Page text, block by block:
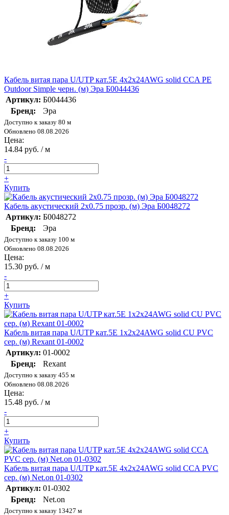
Кабель витая пара U/UTP кат.5E 4х2х24AWG solid CCA PE
Outdoor Simple черн. (м) Эра Б0044436
Артикул: Б0044436
Бренд:
Эра
Доступно к заказу 80 м
Обновлено 08.08.2026
Цена:
14.84 руб. / м
-
+
Купить
Кабель акустический 2х0.75 прозр. (м) Эра Б0048272
Артикул: Б0048272
Бренд:
Эра
Доступно к заказу 100 м
Обновлено 08.08.2026
Цена:
15.30 руб. / м
-
+
Купить
Кабель витая пара U/UTP кат.5E 1х2х24AWG solid CU PVC
сер. (м) Rexant 01-0002
Артикул: 01-0002
Бренд:
Rexant
Доступно к заказу 455 м
Обновлено 08.08.2026
Цена:
15.48 руб. / м
-
+
Купить
Кабель витая пара U/UTP кат.5E 4х2х24AWG solid CCA PVC
сер. (м) Net.on 01-0302
Артикул: 01-0302
Бренд:
Net.on
Доступно к заказу 13427 м